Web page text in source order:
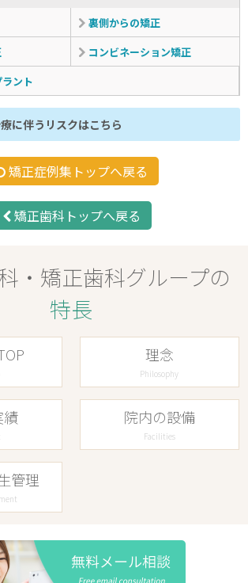
裏側からの矯正
コンビネーション矯正
ント
に伴うリスクはこちら
矯正症例集トップへ戻る
矯正歯科トップへ戻る
・矯正歯科グループの
特長
理念
Philosophy
績 院内の設備
Facilities
管理